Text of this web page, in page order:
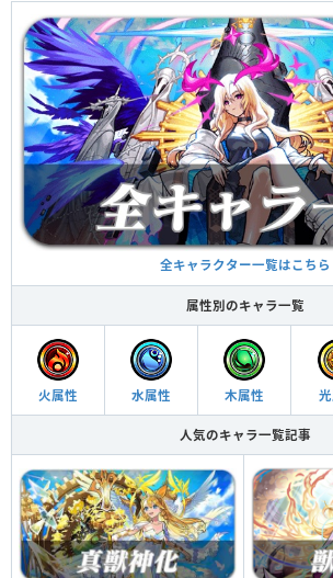
全キャラクター一覧はこちら
属性別のキャラ一覧
火属性 水属性 木属性
人気のキャラ一覧記事